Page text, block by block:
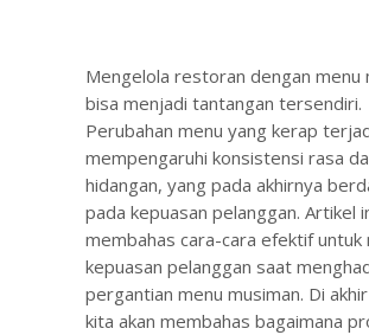
Mengelola restoran dengan menu
bisa menjadi tantangan tersendiri.
Perubahan menu yang kerap
mempengaruhi konsistensi rasa
hidangan, yang pada akhirnya
pada kepuasan pelanggan. Artikel
membahas cara-cara efektif untuk
kepuasan pelanggan saat
pergantian menu musiman. Di
kita akan membahas bagaimana